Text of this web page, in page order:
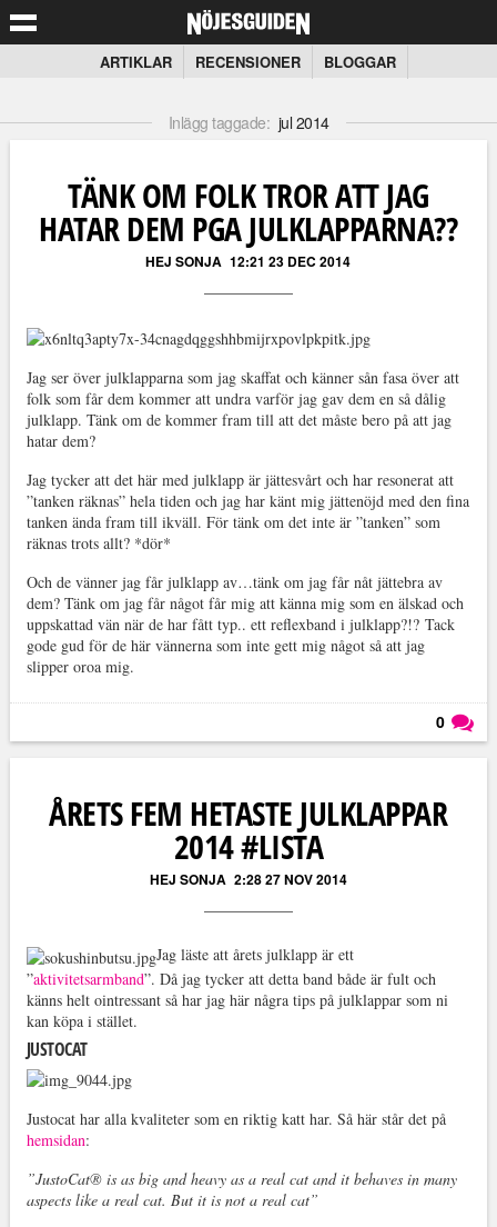
ARTIKLAR RECENSIONER BLOGGAR
Inlägg taggade: jul 2014
TÄNK OM FOLK TROR ATT JAG
HATAR DEM PGA JULKLAPPARNA??
HEJ SONJA 12:21 23 DEC 2014
Jag ser över julklapparna som jag skaffat och känner sån fasa över att
folk som får dem kommer att undra varför jag gav dem en så dålig
julklapp. Tänk om de kommer fram till att det måste bero på att jag
hatar dem?
Jag tycker att det här med julklapp är jättesvårt och har resonerat att
”tanken räknas” hela tiden och jag har känt mig jättenöjd med den fina
tanken ända fram till ikväll. För tänk om det inte är ”tanken” som
räknas trots allt? *dör*
Och de vänner jag får julklapp av…tänk om jag får nåt jättebra av
dem? Tänk om jag får något får mig att känna mig som en älskad och
uppskattad vän när de har fått typ.. ett reflexband i julklapp?!? Tack
gode gud för de här vännerna som inte gett mig någotså att jag
slipper oroa mig.
0
ÅRETS FEM HETASTE JULKLAPPAR
2014 #LISTA
HEJ SONJA 2:28 27 NOV 2014
Jag läste att årets julklapp är ett
”aktivitetsarmband”. Då jag tycker att detta band både är fult och
känns helt ointressant så har jag här några tips på julklappar som ni
kan köpa i stället.
JUSTOCAT
Justocat har alla kvaliteter som en riktig katt har. Så här står det på
hemsidan:
”JustoCat® is as big and heavy as a real cat and it behaves in many
aspects like a real cat. But it is not a real cat”